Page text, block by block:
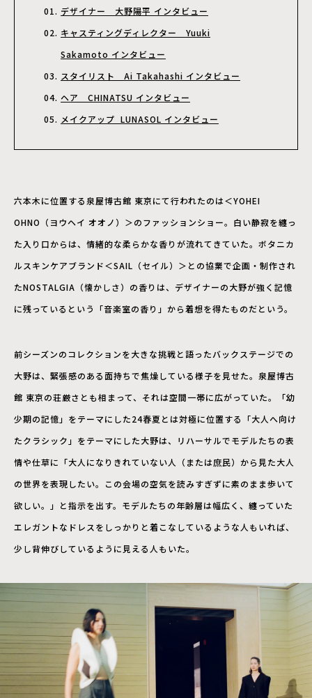
デザイナー 大野陽平 インタビュー
キャスティングディレクター Yuuki
Sakamoto インタビュー
スタイリスト Ai Takahashi インタビュー
ヘア CHINATSU インタビュー
メイクアップ LUNASOL インタビュー
六本木に位置する泉屋博古館 東京にて行われたのは＜YOHEI
OHNO（ヨウヘイ オオノ）＞のファッションショー。白い静寂を纏っ
た入り口からは、情緒的な柔らかな香りが流れてきていた。ボタニカ
ルスキンケアブランド＜SAIL（セイル）＞との協業で企画・制作され
たNOSTALGIA（懐かしさ）の香りは、デザイナーの大野が強く記憶
に残っているという「音楽室の香り」から着想を得たものだという。
前シーズンのコレクションを大きな挑戦と語ったバックステージでの
大野は、緊張感のある面持ちで焦燥している様子を見せた。泉屋博古
館 東京の荘厳さとも相まって、それは空間一帯に広がっていた。「幼
少期の記憶」をテーマにした24春夏とは対極に位置する「大人へ向け
たクラシック」をテーマにした大野は、リハーサルでモデルたちの表
情や仕草に「大人になりきれていない人（または庶民）から見た大人
の世界を表現したい。この会場の空気を読みすぎずに素のまま歩いて
欲しい。」と指示を出す。モデルたちの年齢層は幅広く、纏っていた
エレガントなドレスをしっかりと着こなしているような人もいれば、
少し背伸びしているように見える人もいた。